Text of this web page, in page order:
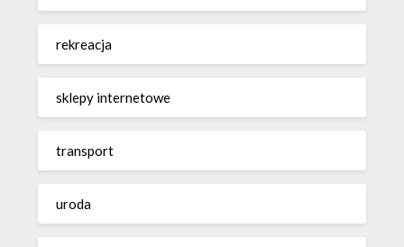
rekreacja
sklepy internetowe
transport
uroda